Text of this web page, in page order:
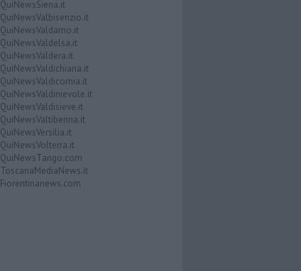
QuiNewsSiena.it
QuiNewsValbisenzio.it
QuiNewsValdarno.it
QuiNewsValdelsa.it
QuiNewsValdera.it
QuiNewsValdichiana.it
QuiNewsValdicornia.it
QuiNewsValdinievole.it
QuiNewsValdisieve.it
QuiNewsValtiberina.it
QuiNewsVersilia.it
QuiNewsVolterra.it
QuiNewsTango.com
ToscanaMediaNews.it
Fiorentinanews.com